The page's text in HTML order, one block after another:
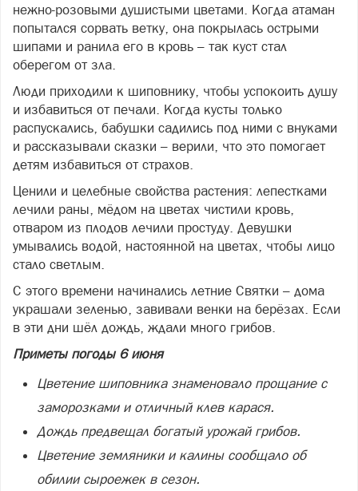
нежно-розовыми душистыми цветами. Когда атаман
попытался сорвать ветку, она покрылась острыми
шипами и ранила его в кровь – так куст стал
оберегом от зла.
Люди приходили к шиповнику, чтобы успокоить душу
и избавиться от печали. Когда кусты только
распускались, бабушки садились под ними с внуками
и рассказывали сказки – верили, что это помогает
детям избавиться от страхов.
Ценили и целебные свойства растения: лепестками
лечили раны, мёдом на цветах чистили кровь,
отваром из плодов лечили простуду. Девушки
умывались водой, настоянной на цветах, чтобы лицо
стало светлым.
С этого времени начинались летние Святки – дома
украшали зеленью, завивали венки на берёзах. Если
в эти дни шёл дождь, ждали много грибов.
Приметы погоды 6 июня
Цветение шиповника знаменовало прощание с
заморозками и отличный клев карася.
Дождь предвещал богатый урожай грибов.
Цветение земляники и калины сообщало об
обилии сыроежек в сезон.